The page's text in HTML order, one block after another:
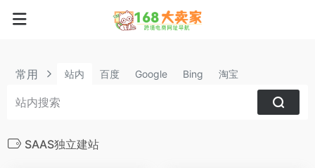
常用 站内 百度 Google Bing 淘宝
SAAS独立建站